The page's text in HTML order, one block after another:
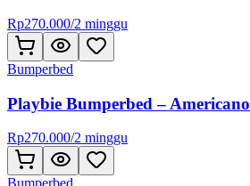
Rp270.000/2 minggu
Bumperbed
Playbie Bumperbed – Americano
Rp270.000/2 minggu